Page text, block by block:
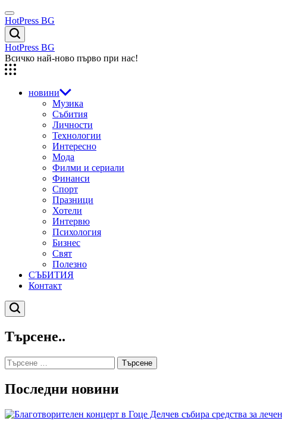
Skip
to
content
Menu
HotPress BG
Търсене
HotPress BG
Всичко най-ново първо при нас!
новини
Музика
Събития
Личности
Технологии
Интересно
Мода
Филми и сериали
Финанси
Спорт
Празници
Хотели
Интервю
Психология
Бизнес
Свят
Полезно
СЪБИТИЯ
Контакт
Търсене
Търсене..
Търсене
за:
Последни новини